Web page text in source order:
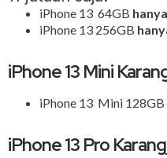
iPhone 13 64GB
iPhone 13 256GB
iPhone 13 Mini
iPhone 13 Mini 128GB
iPhone 13 Pro